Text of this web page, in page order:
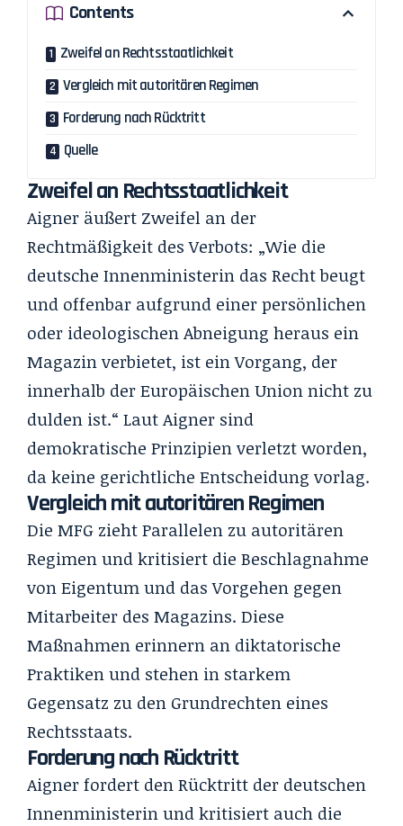
Contents
Zweifel an Rechtsstaatlichkeit
Vergleich mit autoritären Regimen
Forderung nach Rücktritt
Quelle
Zweifel an Rechtsstaatlichkeit
Aigner äußert Zweifel an der
Rechtmäßigkeit des Verbots: „Wie die
deutsche Innenministerin das Recht beugt
und offenbar aufgrund einer persönlichen
oder ideologischen Abneigung heraus ein
Magazin verbietet, ist ein Vorgang, der
innerhalb der Europäischen Union nicht zu
dulden ist.“ Laut Aigner sind
demokratische Prinzipien verletzt worden,
da keine gerichtliche Entscheidung vorlag.
Vergleich mit autoritären Regimen
Die MFG zieht Parallelen zu autoritären
Regimen und kritisiert die Beschlagnahme
von Eigentum und das Vorgehen gegen
Mitarbeiter des Magazins. Diese
Maßnahmen erinnern an diktatorische
Praktiken und stehen in starkem
Gegensatz zu den Grundrechten eines
Rechtsstaats.
Forderung nach Rücktritt
Aigner fordert den Rücktritt der deutschen
Innenministerin und kritisiert auch die